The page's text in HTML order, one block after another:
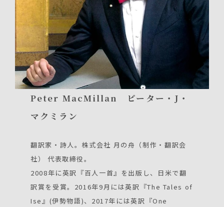
Peter MacMillan ピーター・J・
マクミラン
翻訳家・詩人。株式会社 月の舟（制作・翻訳会
社） 代表取締役。
2008年に英訳『百人一首』を出版し、日米で翻
訳賞を受賞。2016年9月には英訳『The Tales of
Ise』(伊勢物語)、2017年には英訳『One